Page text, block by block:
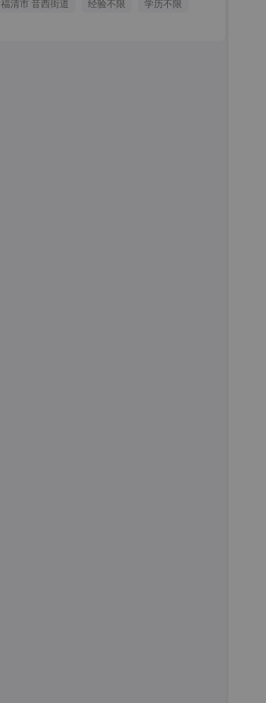
福清市 音西街道 经验不限 学历不限